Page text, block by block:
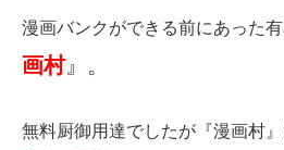
漫画バンクができる前にあった
画村』。
無料厨御用達でしたが『漫画村』